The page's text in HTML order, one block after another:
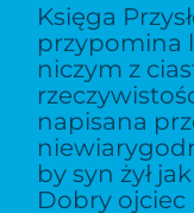
Księga
przypomina
niczym z
napisana
by syn żył
Dobry ojciec